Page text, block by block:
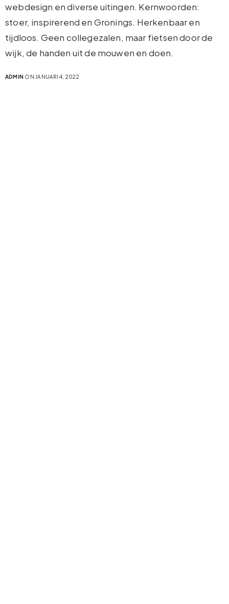
webdesign en diverse uitingen. Kernwoorden:
stoer, inspirerend en Gronings. Herkenbaar en
tijdloos. Geen collegezalen, maar fietsen door de
wijk, de handen uit de mouwen en doen.
ADMIN ON JANUARI 4, 2022